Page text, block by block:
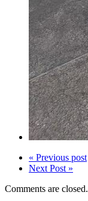
« Previous post
Next Post »
Comments are closed.